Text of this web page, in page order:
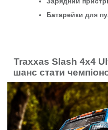
Батарейки для
Traxxas Slash 4x4
шанс стати